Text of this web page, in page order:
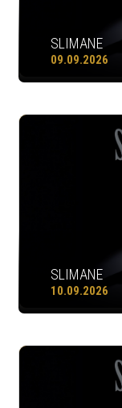
SLIMANE
09.09.2026
SLIMANE
10.09.2026